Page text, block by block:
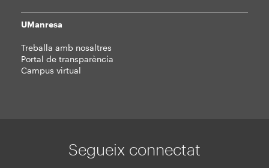
UManresa
Treballa amb nosaltres
Portal de transparència
Campus virtual
Segueix connectat